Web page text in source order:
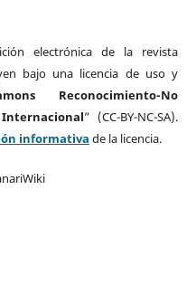
electrónica de la revista
bajo una licencia de uso y
Reconocimiento-No
” (CC-BY-NC-SA).
informativa de la licencia.